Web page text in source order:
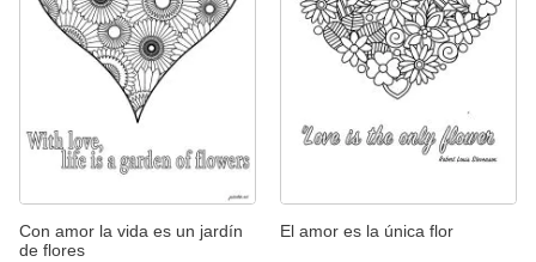
Con amor la vida es un jardín
de flores
El amor es la única flor